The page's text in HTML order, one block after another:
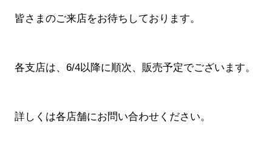
皆さまのご来店をお待ちしております。
各支店は、6/4以降に順次、販売予定でございます。
詳しくは各店舗にお問い合わせください。